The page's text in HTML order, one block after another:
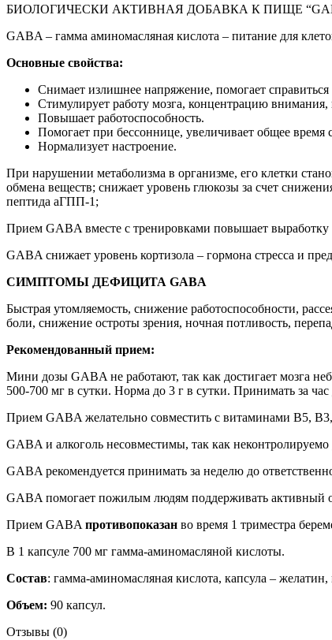
БИОЛОГИЧЕСКИ АКТИВНАЯ ДОБАВКА К ПИЩЕ
GABA – гамма аминомасляная кислота – питание для
Основные свойства:
Снимает излишнее напряжение, помогает справиться
Стимулирует работу мозга, концентрацию
Повышает работоспособность.
Помогает при бессоннице, увеличивает общее время
Нормализует настроение.
При нарушении метаболизма в организме, его клетки
обмена веществ; снижает уровень глюкозы за счет
пептида аГПП-1;
Прием GABA вместе с тренировками повышает
GABA снижает уровень кортизола – гормона стресса и
СИМПТОМЫ ДЕФИЦИТА GABA
Быстрая утомляемость, снижение работоспособности,
боли, снижение остроты зрения, ночная потливость,
Рекомендованный прием:
Мини дозы GABA не работают, так как достигает мозга
500-700 мг в сутки. Норма до 3 г в сутки. Принимать за
Прием GABA желательно совместить с витаминами В5,
GABA и алкоголь несовместимы, так как
GABA рекомендуется принимать за неделю до
GABA помогает пожилым людям поддерживать активный
Прием GABA противопоказан во время 1 триместра
В 1 капсуле 700 мг гамма-аминомасляной кислоты.
Состав: гамма-аминомасляная кислота, капсула –
Объем: 90 капсул.
Отзывы (0)